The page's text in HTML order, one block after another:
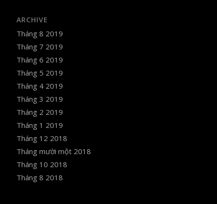
ARCHIVE
Tháng 8 2019
Tháng 7 2019
Tháng 6 2019
Tháng 5 2019
Tháng 4 2019
Tháng 3 2019
Tháng 2 2019
Tháng 1 2019
Tháng 12 2018
Tháng mười một 2018
Tháng 10 2018
Tháng 8 2018